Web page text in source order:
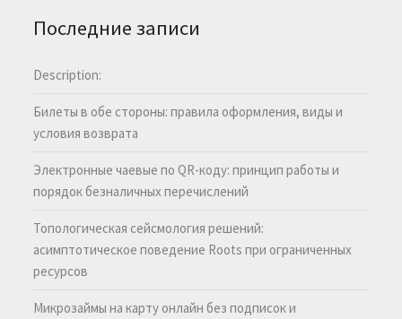
Последние записи
Description:
Билеты в обе стороны: правила оформления, виды и
условия возврата
Электронные чаевые по QR-коду: принцип работы и
порядок безналичных перечислений
Топологическая сейсмология решений:
асимптотическое поведение Roots при ограниченных
ресурсов
Микрозаймы на карту онлайн без подписок и